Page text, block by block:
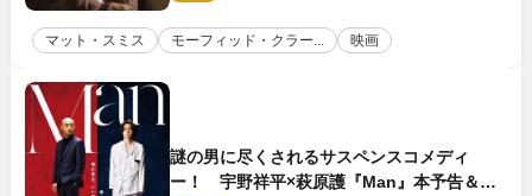
マット・スミス モーフィッド・クラー... 映画
謎の男に尽くされるサスペンスコメディ
ー！ 宇野祥平×萩原護『Man』本予告＆新